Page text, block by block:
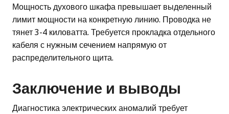
Мощность духового шкафа превышает выделенный
лимит мощности на конкретную линию. Проводка не
тянет 3-4 киловатта. Требуется прокладка отдельного
кабеля с нужным сечением напрямую от
распределительного щита.
Заключение и выводы
Диагностика электрических аномалий требует